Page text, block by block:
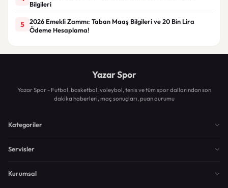
Bilgileri
5
2026 Emekli Zammı: Taban Maaş Bilgileri ve 20 Bin Lira
Ödeme Hesaplama!
Yazar Spor
Yazar Spor - Futbol, basketbol, voleybol, tenis ve tüm spor dallarından son
dakika haberleri, maç sonuçları, puan durumu
Kategoriler
Servisler
Kurumsal